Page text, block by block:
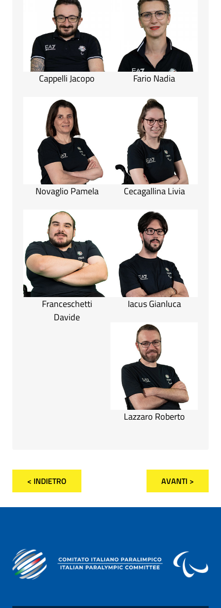
Cappelli Jacopo Fario Nadia
Novaglio Pamela Cecagallina Livia
Franceschetti
Davide
Iacus Gianluca
Lazzaro Roberto
< INDIETRO AVANTI >